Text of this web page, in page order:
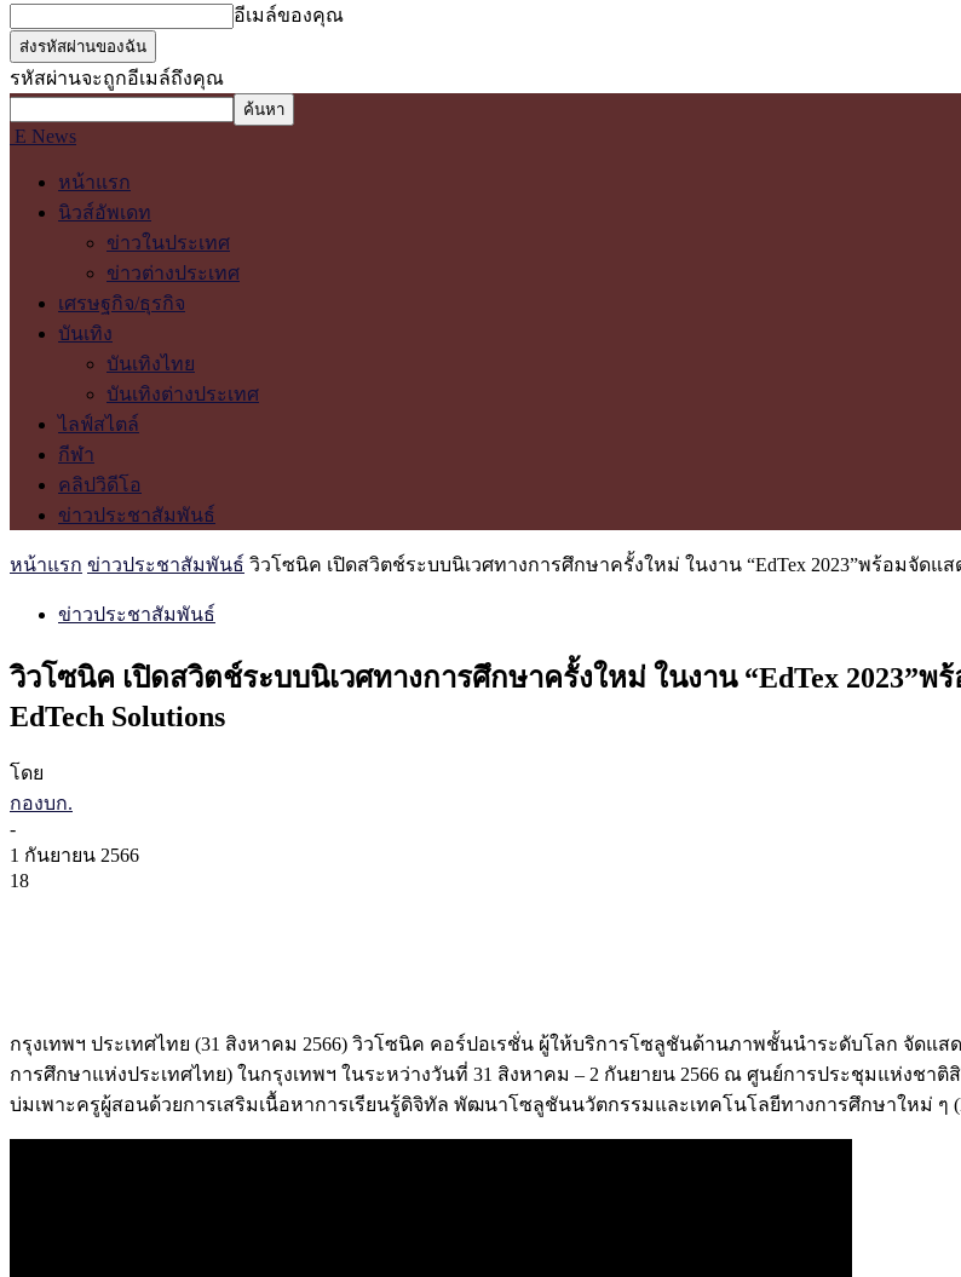
อีเมล์ของคุณ
รหัสผ่านจะถูกอีเมล์ถึงคุณ
E News
หน้าแรก
นิวส์อัพเดท
ข่าวในประเทศ
ข่าวต่างประเทศ
เศรษฐกิจ/ธุรกิจ
บันเทิง
บันเทิงไทย
บันเทิงต่างประเทศ
ไลฟ์สไตล์
กีฬา
คลิปวิดีโอ
ข่าวประชาสัมพันธ์
หน้าแรก ข่าวประชาสัมพันธ์ วิวโซนิค เปิดสวิตช์ระบบนิเวศทางการศึกษาครั้งใหม่ ในงาน “EdTex 2023”พร้อมจัดแ
ข่าวประชาสัมพันธ์
วิวโซนิค เปิดสวิตช์ระบบนิเวศทางการศึกษาครั้งใหม่ ในงาน “EdTex 2023”
EdTech Solutions
โดย
กองบก.
-
1 กันยายน 2566
18
กรุงเทพฯ ประเทศไทย (31 สิงหาคม 2566) วิวโซนิค คอร์ปอเรชั่น ผู้ให้บริการโซลูชันด้านภาพชั้นนำระดับโลก จัดแส
การศึกษาแห่งประเทศไทย) ในกรุงเทพฯ ในระหว่างวันที่ 31 สิงหาคม – 2 กันยายน 2566 ณ ศูนย์การประชุมแห่งช
บ่มเพาะครูผู้สอนด้วยการเสริมเนื้อหาการเรียนรู้ดิจิทัล พัฒนาโซลูชันนวัตกรรมและเทคโนโลยีทางการศึกษาใหม่ ๆ